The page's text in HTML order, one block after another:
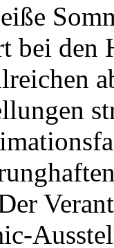
bei den